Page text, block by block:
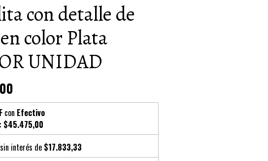
con detalle de
color Plata
UNIDAD
con Efectivo
$45.475,00
interés de $17.833,33